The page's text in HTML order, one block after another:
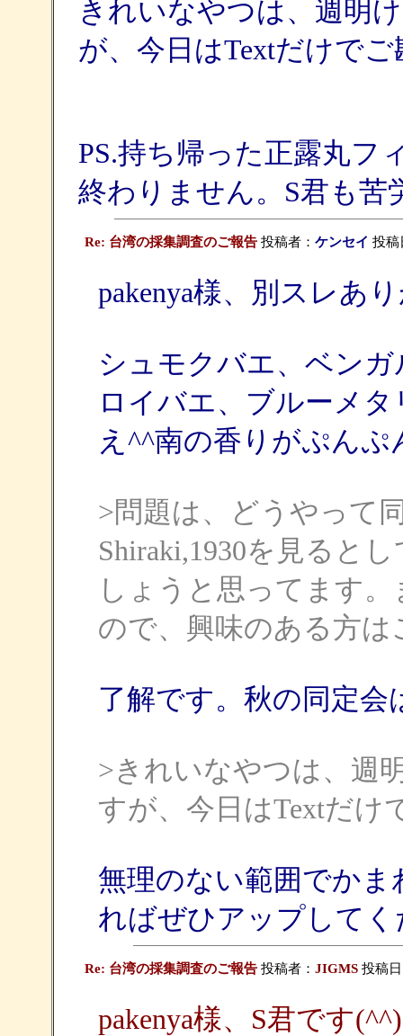
きれいなやつは、週明
が、今日はTextだけで
PS.持ち帰った正露丸フ
終わりません。S君も
Re: 台湾の採集調査のご報告投稿者： ケンセイ 投稿
pakenya様、別スレあ
シュモクバエ、ベン
ロイバエ、ブルーメ
え^^南の香りがぷん
>問題は、どうやって
Shiraki,1930を見ると
しょうと思ってます
ので、興味のある方
了解です。秋の同定
>きれいなやつは、週
すが、今日はTextだけ
無理のない範囲でか
ればぜひアップしてく
Re: 台湾の採集調査のご報告投稿者： JIGMS投稿日
pakenya様、S君です(^^)